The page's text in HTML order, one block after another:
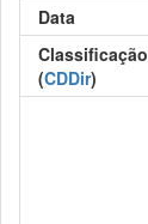
Data
Classificação
(CDDir)